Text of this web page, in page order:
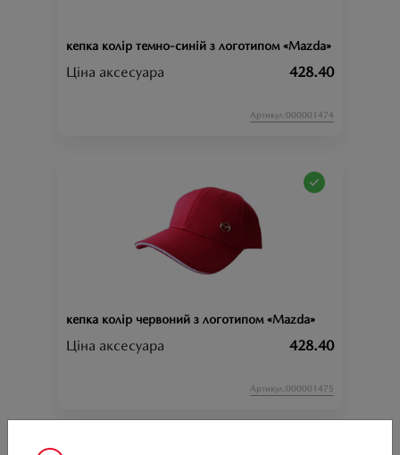
кепка колір темно-синій з логотипом «Mazda»
Ціна аксесуара 428.40
Артикул:000001474
кепка колір червоний з логотипом «Mazda»
Ціна аксесуара 428.40
Артикул:000001475